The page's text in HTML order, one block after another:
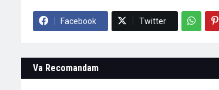
Facebook Twitter
Va Recomandam